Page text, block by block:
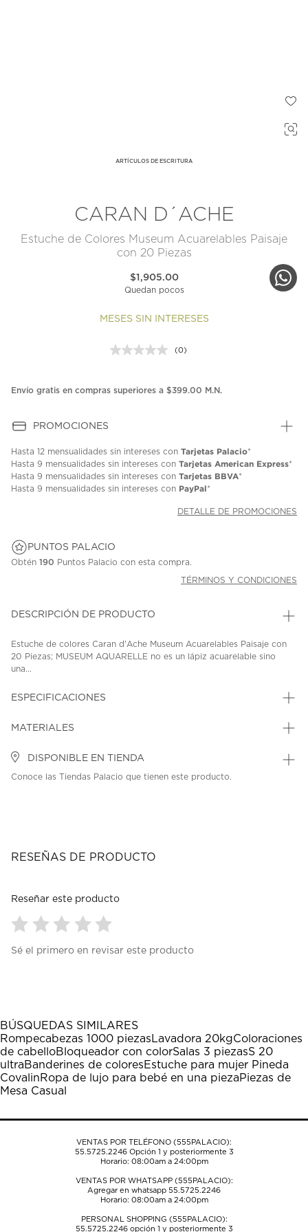
ARTÍCULOS DE ESCRITURA
CARAN D´ACHE
Estuche de Colores Museum Acuarelables Paisaje
con 20 Piezas
$1,905.00
Quedan pocos
MESES SIN INTERESES
Sin
en
(0)
Envío gratis en compras superiores a $399.00 M.N.
PROMOCIONES
Hasta 12 mensualidades sin intereses con Tarjetas Palacio*
Hasta 9 mensualidades sin intereses con Tarjetas American Express*
Hasta 9 mensualidades sin intereses con Tarjetas BBVA*
Hasta 9 mensualidades sin intereses con PayPal*
DETALLE DE PROMOCIONES
PUNTOS PALACIO
Obtén 190 Puntos Palacio con esta compra.
TÉRMINOS Y CONDICIONES
DESCRIPCIÓN DE PRODUCTO
Estuche de colores Caran d'Ache Museum Acuarelables Paisaje con
20 Piezas; MUSEUM AQUARELLE no es un lápiz acuarelable sino
una...
ESPECIFICACIONES
MATERIALES
DISPONIBLE EN TIENDA
Conoce las Tiendas Palacio que tienen este producto.
RESEÑAS DE PRODUCTO
Reseñar este producto
para
1
estrella
Esta
acción
abrirá
el
formulario
envío.
para
estrellas.
Esta
acción
abrirá
el
formulario
envío.
para
estrellas.
Esta
acción
abrirá
el
formulario
envío.
para
estrellas.
Esta
acción
abrirá
el
envío.
para
estrellas.
Esta
acción
abrirá
el
envío.
Sé el primero en revisar este producto
BÚSQUEDAS SIMILARES
Rompecabezas 1000 piezas Lavadora 20kgColoraciones
de cabelloBloqueador con colorSalas 3 piezasS 20
ultraBanderines de coloresEstuche para mujer Pineda
CovalinRopa de lujo para bebé en una piezaPiezas de
Mesa Casual
VENTAS POR TELÉFONO (555PALACIO):
55.5725.2246Opción 1 y posteriormente 3
Horario: 08:00am a 24:00pm
VENTAS POR WHATSAPP (555PALACIO):
Agregar en whatsapp 55.5725.2246
Horario: 08:00am a 24:00pm
PERSONAL SHOPPING (555PALACIO):
55.5725.2246opción 1 y posteriormente 3